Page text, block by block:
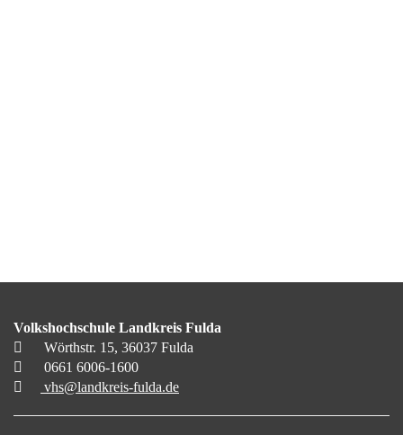
Volkshochschule Landkreis Fulda
Wörthstr. 15, 36037 Fulda
0661 6006-1600
vhs@landkreis-fulda.de